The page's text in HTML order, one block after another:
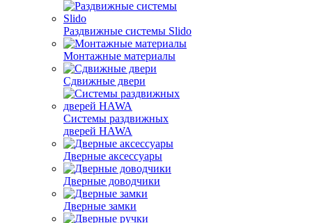
Раздвижные системы Slido
Монтажные материалы
Сдвижные двери
Системы раздвижных
дверей HAWA
Дверные аксессуары
Дверные доводчики
Дверные замки